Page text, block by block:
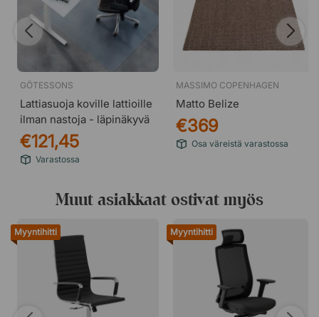
GÖTESSONS
Lattiasuoja koville lattioille
ilman nastoja - läpinäkyvä
€121,45
Varastossa
MASSIMO COPENHAGEN
Matto Belize
€369
Osa väreistä varastossa
Muut asiakkaat ostivat myös
Myyntihitti Myyntihitti